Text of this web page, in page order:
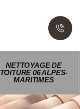
NETTOYAGE DE
TOITURE 06 ALPES-
MARITIMES